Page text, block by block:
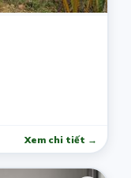
Xem chi tiết →